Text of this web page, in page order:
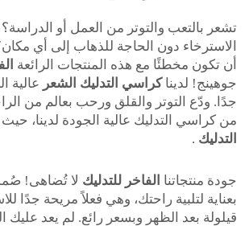
تشعر بالتعب والتوتر من العمل أو
الاسترخاء دون الحاجة للذهاب إلى أي
أن تكون مخطئًا مع هذه المنتجات الرائعة
جوهينج! لديناكراسي التدليك الشعر عالية
جدًا. ودّع التوتر والقلق ورحب بعالم من
من كراسي التدليك عالية الجودة لدينا،
التدليك .
جودة منتجاتنا الفاخر للتدليك لا تُضاهى!
بعناية لتلبية راحتك، وهي فعلاً مريحة جدًا
قيلولة بعد الظهر وبسعر رائع. لم يعد عليك